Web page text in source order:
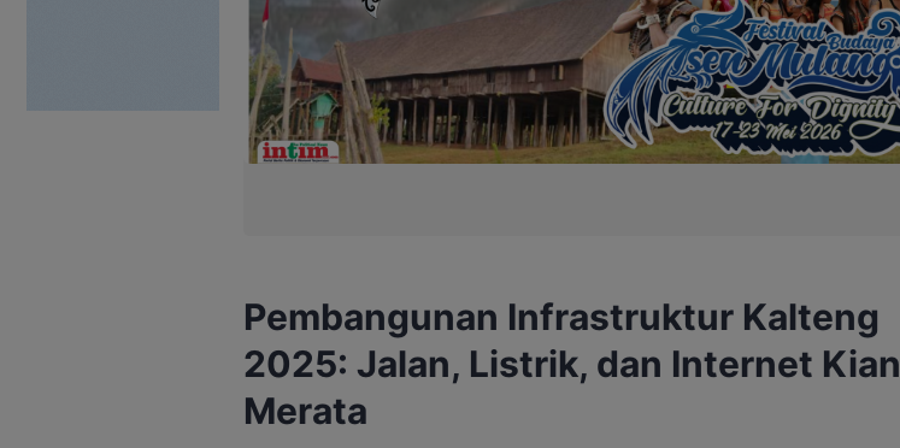
Pembangunan Infrastruktur Kalteng
2025: Jalan, Listrik, dan Internet Kian
Merata